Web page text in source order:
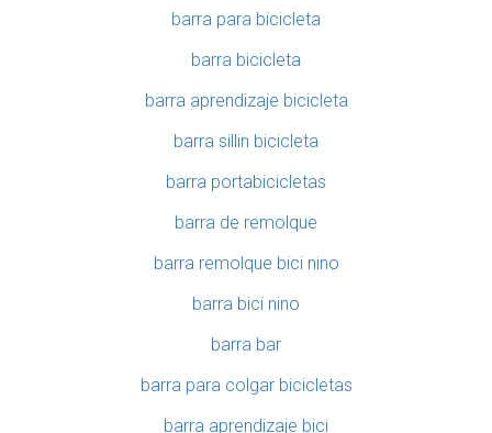
barra para bicicleta
barra bicicleta
barra aprendizaje bicicleta
barra sillin bicicleta
barra portabicicletas
barra de remolque
barra remolque bici nino
barra bici nino
barra bar
barra para colgar bicicletas
barra aprendizaje bici